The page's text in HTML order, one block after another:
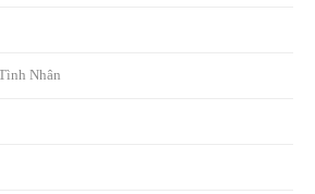
Nhân